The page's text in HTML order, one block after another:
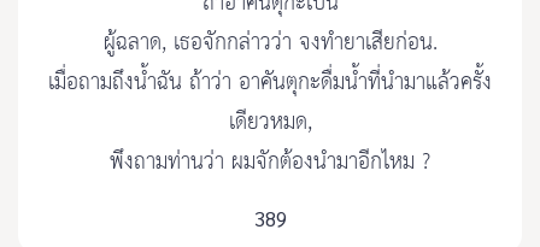
ผู้ฉลาด, เธอจักกล่าวว่า จงทำยาเสียก่อน.
เมื่อถามถึงน้ำฉัน ถ้าว่า อาคันตุกะดื่มน้ำที่นำมาแล้วครั้ง
เดียวหมด,
พึงถามท่านว่า ผมจักต้องนำมาอีกไหม ?
389